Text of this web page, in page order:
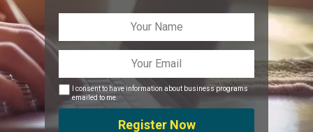
I consent to have information about business programs
emailed to me.
Register Now